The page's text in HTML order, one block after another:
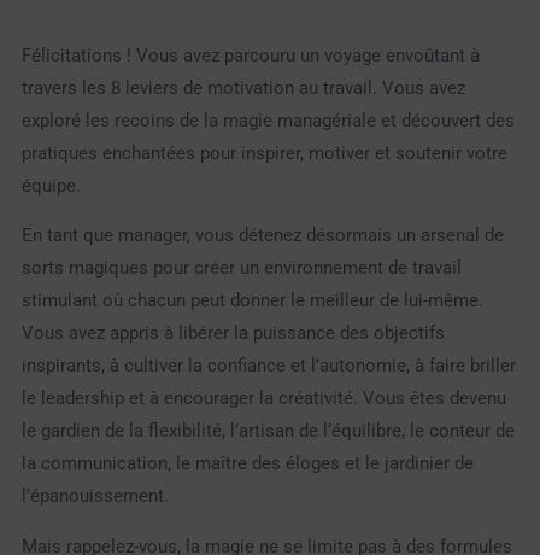
Félicitations ! Vous avez parcouru un voyage envoûtant à
travers les 8 leviers de motivation au travail. Vous avez
exploré les recoins de la magie managériale et découvert des
pratiques enchantées pour inspirer, motiver et soutenir votre
équipe.
En tant que manager, vous détenez désormais un arsenal de
sorts magiques pour créer un environnement de travail
stimulant où chacun peut donner le meilleur de lui-même.
Vous avez appris à libérer la puissance des objectifs
inspirants, à cultiver la confiance et l’autonomie, à faire briller
le leadership et à encourager la créativité. Vous êtes devenu
le gardien de la flexibilité, l’artisan de l’équilibre, le conteur de
la communication, le maître des éloges et le jardinier de
l’épanouissement.
Mais rappelez-vous, la magie ne se limite pas à des formules